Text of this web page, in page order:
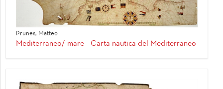
Prunes, Matteo
Mediterraneo/ mare - Carta nautica del Mediterraneo